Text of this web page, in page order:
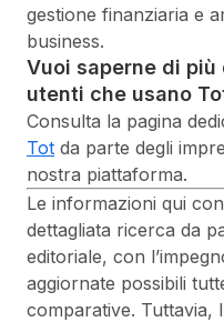
gestione finanziaria e
business.
Vuoi saperne di
utenti che usano
Consulta la pagina
Tot da parte degli
nostra piattaforma.
Le informazioni qui
dettagliata ricerca da
editoriale, con
aggiornate possibili
comparative. Tuttavia,